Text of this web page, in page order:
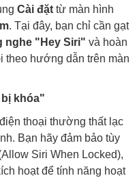
Cài đặt từ màn hình
. Tại đây, bạn chỉ cần gạt
nghe "Hey Siri" và hoàn
theo hướng dẫn trên màn
khóa"
thoại thường thất lạc
Bạn hãy đảm bảo tùy
Siri When Locked),
hoạt để tính năng hoạt